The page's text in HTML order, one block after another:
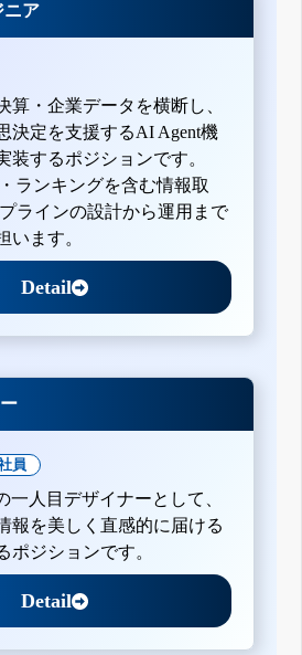
ニア
算・企業データを横断し、
決定を支援するAI Agent機
装するポジションです。
ランキングを含む情報取
ラインの設計から運用まで
います。
Detail
員
一人目デザイナーとして、
報を美しく直感的に届ける
ポジションです。
Detail